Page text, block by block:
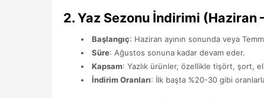
2.Yaz Sezonu İndirimi (Haziran
Başlangıç: Haziran ayının sonunda veya
Süre: Ağustos sonuna kadar devam eder.
Kapsam: Yazlık ürünler, özellikle tişört, şort,
İndirim Oranları: İlk başta %20-30 gibi